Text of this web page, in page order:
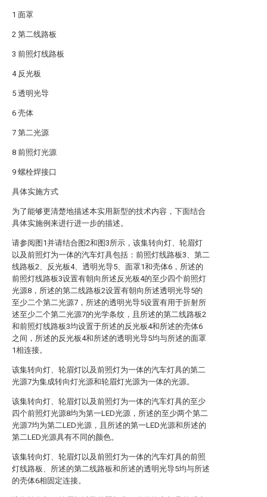
1 面罩
2 第二线路板
3 前照灯线路板
4 反光板
5 透明光导
6 壳体
7 第二光源
8 前照灯光源
9 螺栓焊接口
具体实施方式
为了能够更清楚地描述本实用新型的技术内容，下面结合
具体实施例来进行进一步的描述。
请参阅图1并请结合图2和图3所示，该集转向灯、轮眉灯
以及前照灯为一体的汽车灯具包括：前照灯线路板3、第二
线路板2、反光板4、透明光导5、面罩1和壳体6，所述的
前照灯线路板3设置有朝向所述反光板4的至少四个前照灯
光源8，所述的第二线路板2设置有朝向所述透明光导5的
至少二个第二光源7，所述的透明光导5设置有用于折射所
述至少二个第二光源7的光学条纹，且所述的第二线路板2
和前照灯线路板3均设置于所述的反光板4和所述的壳体6
之间，所述的反光板4和所述的透明光导5均与所述的面罩
1相连接。
该集转向灯、轮眉灯以及前照灯为一体的汽车灯具的第二
光源7为集成转向灯光源和轮眉灯光源为一体的光源。
该集转向灯、轮眉灯以及前照灯为一体的汽车灯具的至少
四个前照灯光源8均为第一LED光源，所述的至少两个第二
光源7均为第二LED光源，且所述的第一LED光源和所述的
第二LED光源具有不同的颜色。
该集转向灯、轮眉灯以及前照灯为一体的汽车灯具的前照
灯线路板、所述的第二线路板和所述的透明光导5均与所述
的壳体6相固定连接。